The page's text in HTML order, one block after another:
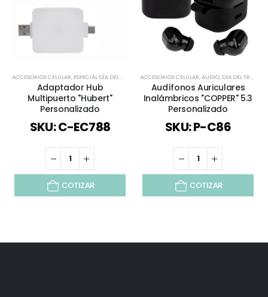
ACCESORIOS CELULAR, ESPECIAL DÍA DEL MINERO ,REGALOS DÍA DEL PADRE,SELECCIÓN DÍA DEL
Adaptador Hub
Multipuerto "Hubert"
Personalizado
SKU: C-EC788
COTIZAR
ACCESORIOS CELULAR,AUDIO, DÍA DEL TRABAJADOR
Audífonos Auriculares
Inalámbricos "COPPER" 5.3
Personalizado
SKU: P-C86
COTIZAR